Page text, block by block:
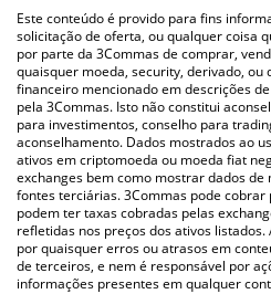
acima para verificar o último preço
moedas fiat e criptográficas.
Este conteúdo é provido para fins
solicitação de oferta, ou qualquer coisa
por parte da 3Commas de comprar,
quaisquer moeda, security, derivado,
financeiro mencionado em descrições
pela 3Commas. Isto não constitui
para investimentos, conselho para
aconselhamento. Dados mostrados ao
ativos em criptomoeda ou moeda fiat
exchanges bem como mostrar dados
fontes terciárias. 3Commas pode
podem ter taxas cobradas pelas
refletidas nos preços dos ativos
por quaisquer erros ou atrasos em
de terceiros, e nem é responsável por
informações presentes em qualquer